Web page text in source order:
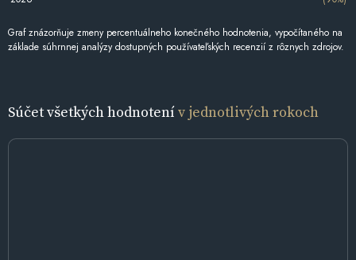
Graf znázorňuje zmeny percentuálneho konečného hodnotenia, vypočítaného na
základe súhrnnej analýzy dostupných používateľských recenzií z rôznych zdrojov.
Súčet všetkých hodnotenív jednotlivých rokoch